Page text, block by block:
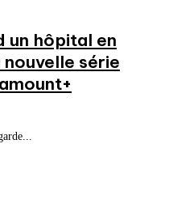
un hôpital en
série